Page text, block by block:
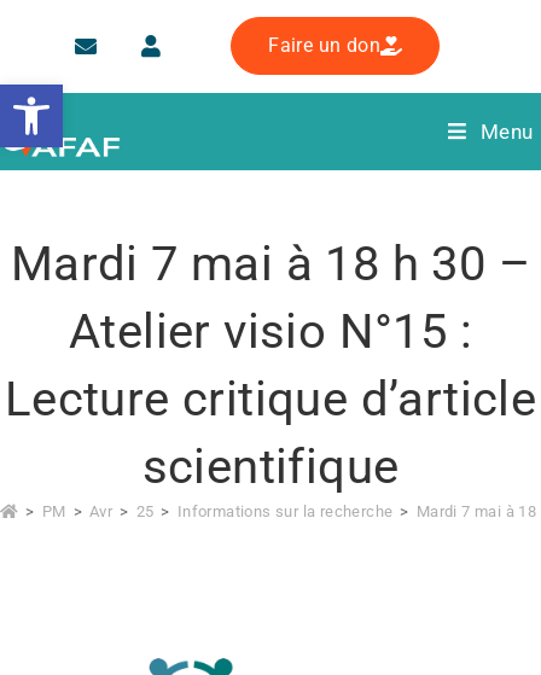
Ouvrir la barre d’outils
Faire un don
Menu
Mardi 7 mai à 18 h 30 –
Atelier visio N°15 :
Lecture critique d’article
scientifique
> PM > Avr > 25 > Informations sur la recherche > Mardi 7 mai à